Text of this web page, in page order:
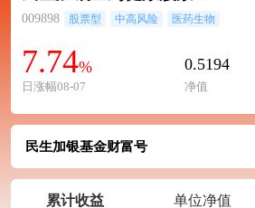
009898 股票型 中高风险 医药生物
7.74%
日涨幅08-07
0.5194
净值
民生加银基金财富号
累计收益 单位净值